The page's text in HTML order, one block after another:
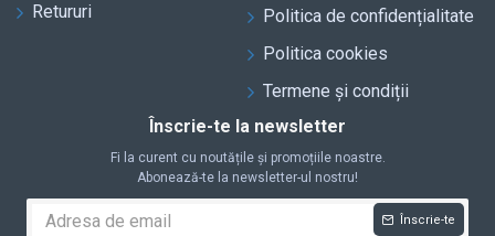
Retururi
Politica de confidențialitate
Politica cookies
Termene și condiții
Înscrie-te la newsletter
Fi la curent cu noutățile și promoțiile noastre.
Abonează-te la newsletter-ul nostru!
Înscrie-te